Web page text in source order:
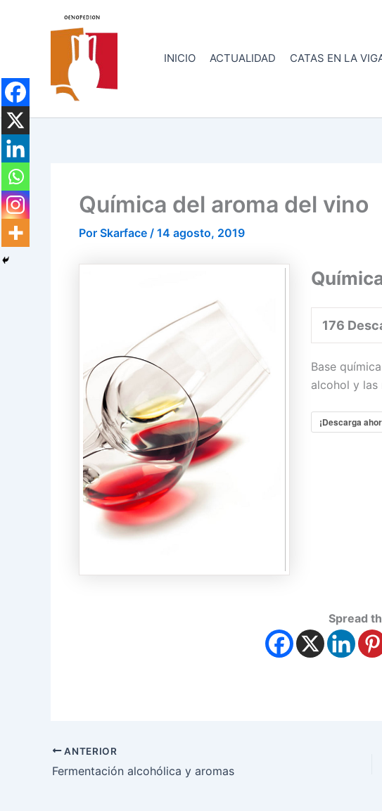
INICIO ACTUALIDAD CATAS EN LA
Química del aroma del vino
Por Skarface / 14 agosto, 2019
176
Base
alcohol y las
¡Descarga
Spread
ANTERIOR
Fermentación alcohólica y aromas